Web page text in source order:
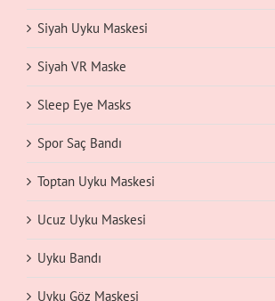
Siyah Uyku Maskesi
Siyah VR Maske
Sleep Eye Masks
Spor Saç Bandı
Toptan Uyku Maskesi
Ucuz Uyku Maskesi
Uyku Bandı
Uyku Göz Maskesi